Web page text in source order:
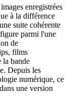
enregistrées
à la différence
suite cohérente
parmi l'une
de
films
la bande
Depuis les
numérique, ce
une version